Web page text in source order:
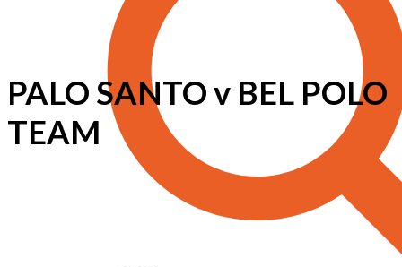
PALO SANTO v BEL POLO
TEAM